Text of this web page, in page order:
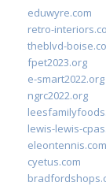
eduwyre.com
retro-
theblvd-
fpet2023.org
e-smart2022.org
ngrc2022.org
lewis-lewis-
eleontennis.com
cyetus.com